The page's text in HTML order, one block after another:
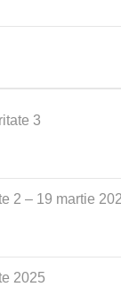
3
2 – 19 martie
2025